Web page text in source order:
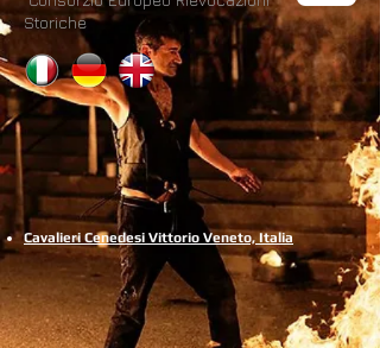
Storiche
Cavalieri Cenedesi Vittorio Veneto, Italia